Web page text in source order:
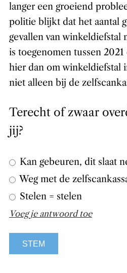
langer een groeiend
politie blijkt dat het aantal
gevallen van winkeldiefstal
is toegenomen tussen
hier dan om winkeldiefstal
niet alleen bij de
Terecht of zwaar
jij?
Kan gebeuren, dit slaat
Weg met de
Stelen = stelen
Voeg je antwoord toe